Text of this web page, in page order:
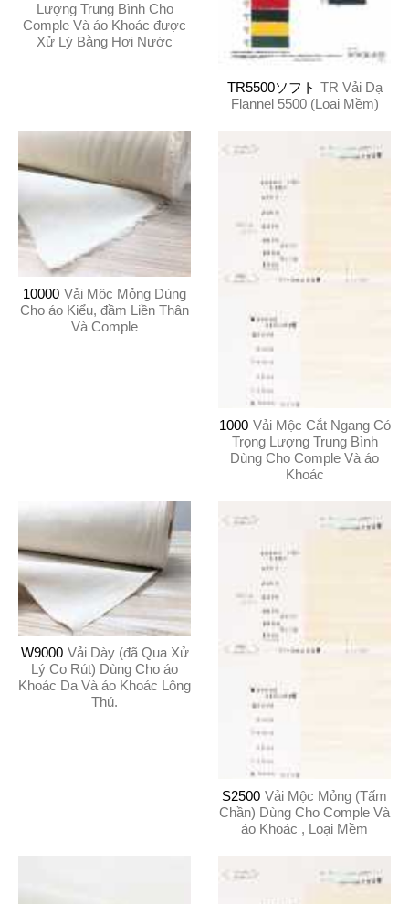
Lượng Trung Bình Cho
Comple Và áo Khoác được
Xử Lý Bằng Hơi Nước
TR5500ソフト TR Vải Dạ
Flannel 5500 (Loại Mềm)
10000 Vải Mộc Mỏng Dùng
Cho áo Kiểu, đầm Liền Thân
Và Comple
1000 Vải Mộc Cắt Ngang Có
Trọng Lượng Trung Bình
Dùng Cho Comple Và áo
Khoác
W9000 Vải Dày (đã Qua Xử
Lý Co Rút) Dùng Cho áo
Khoác Da Và áo Khoác Lông
Thú.
S2500 Vải Mộc Mỏng (Tấm
Chần) Dùng Cho Comple Và
áo Khoác , Loại Mềm